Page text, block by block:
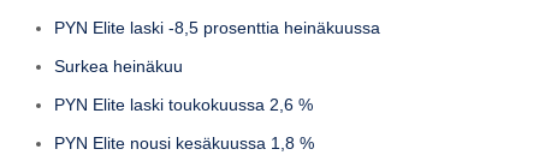
PYN Elite laski -8,5 prosenttia heinäkuussa
Surkea heinäkuu
PYN Elite laski toukokuussa 2,6 %
PYN Elite nousi kesäkuussa 1,8 %